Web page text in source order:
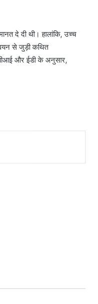
दे दी थी। हालांकि, उच्च
से जुड़ी कथित
और ईडी के अनुसार,